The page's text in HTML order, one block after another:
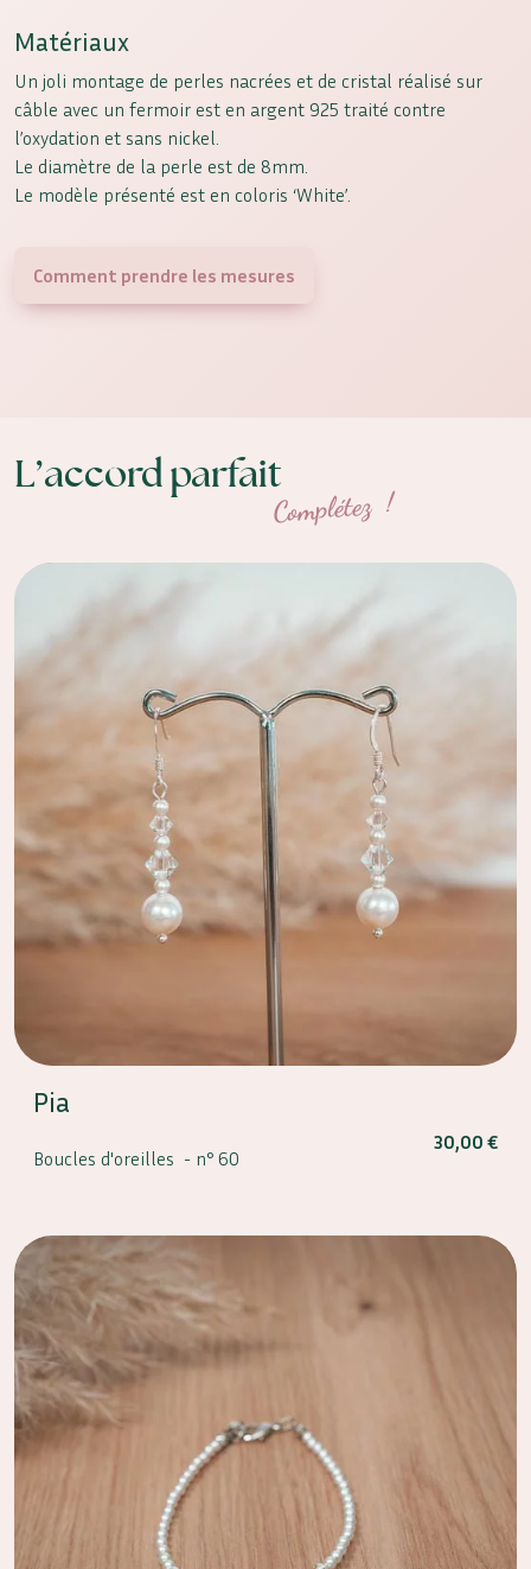
Matériaux
Un joli montage de perles nacrées et de cristal réalisé sur
câble avec un fermoir est en argent 925 traité contre
l’oxydation et sans nickel.
Le diamètre de la perle est de 8mm.
Le modèle présenté est en coloris ‘White’.
Comment prendre les mesures
L’accord parfait
Complétez !
Pia
Boucles d'oreilles - n° 60
30,00 €